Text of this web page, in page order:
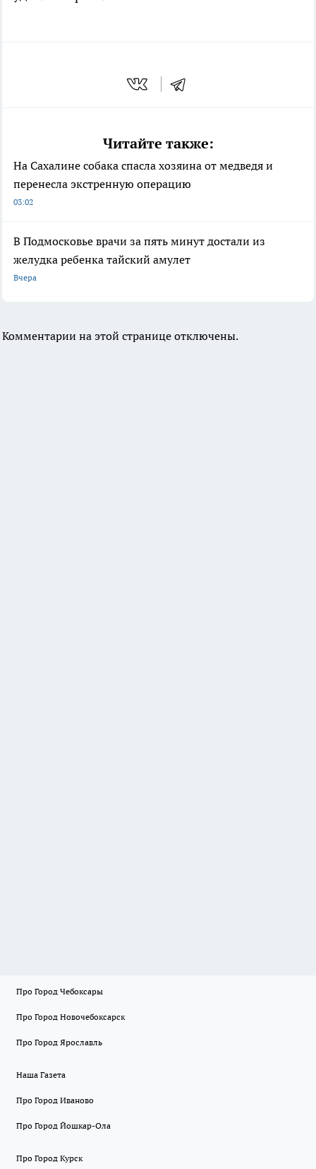
Читайте также:
На Сахалине собака спасла хозяина от медведя и
перенесла экстренную операцию
03:02
В Подмосковье врачи за пять минут достали из
желудка ребенка тайский амулет
Вчера
Комментарии на этой странице отключены.
Про Город Чебоксары
Про Город Новочебоксарск
Про Город Ярославль
Наша Газета
Про Город Иваново
Про Город Йошкар-Ола
Про Город Курск